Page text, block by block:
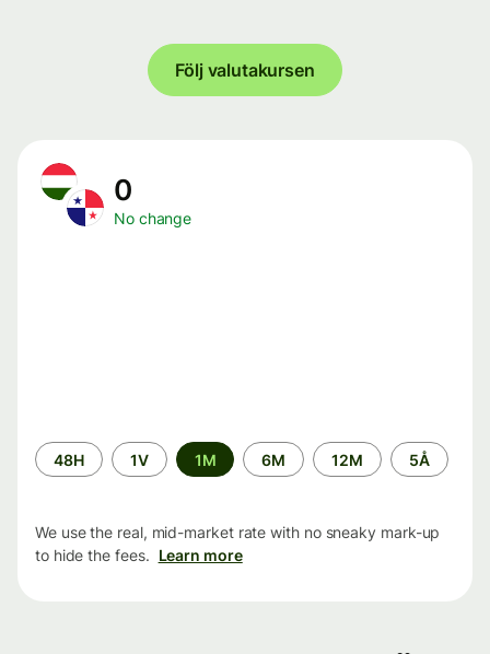
Följ valutakursen
0
No change
Time
period
48H 1V 1M 6M 12M 5Å
We use the real, mid-market rate with no sneaky mark-up
to hide the fees. Learn more